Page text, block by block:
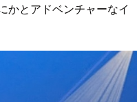
かとアドベンチャーなイ